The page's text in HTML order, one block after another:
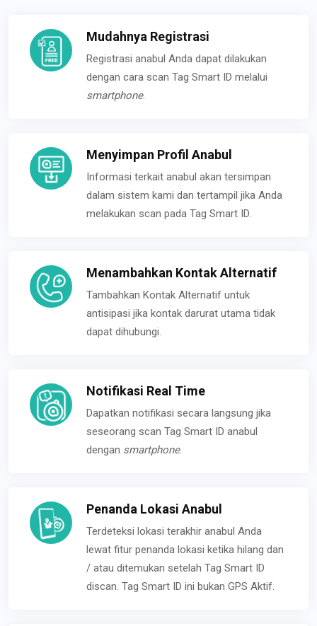
Mudahnya Registrasi
Registrasi anabul Anda dapat dilakukan
dengan cara scan Tag Smart ID melalui
smartphone.
Menyimpan Profil Anabul
Informasi terkait anabul akan tersimpan
dalam sistem kami dan tertampil jika Anda
melakukan scan pada Tag Smart ID.
Menambahkan Kontak Alternatif
Tambahkan Kontak Alternatif untuk
antisipasi jika kontak darurat utama tidak
dapat dihubungi.
Notifikasi Real Time
Dapatkan notifikasi secara langsung jika
seseorang scan Tag Smart ID anabul
dengan smartphone.
Penanda Lokasi Anabul
Terdeteksi lokasi terakhir anabul Anda
lewat fitur penanda lokasi ketika hilang dan
/ atau ditemukan setelah Tag Smart ID
discan. Tag Smart ID ini bukan GPS Aktif.